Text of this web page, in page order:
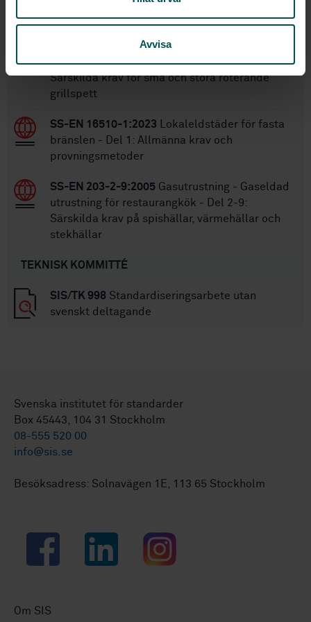
Avvisa
STANDARDER
SS-EN 203-2-7:2014Gasutrustning - Gaseldad
utrustning för restaurangkök - Del 2-7:
Särskilda krav för små och stora roterande
grillspett
SS-EN 16510-1:2023 Lokaleldstäder för fasta
bränslen - Del 1: Allmänna krav och
provningsmetoder
SS-EN 203-2-9:2005 Gasutrustning - Gaseldad
utrustning för restaurangkök - Del 2-9:
Särskilda krav på spishällar, värmehällar och
stekhällar
TEKNISK KOMMITTÉ
SIS/TK 998 Standardiseringsarbete utan
svenskt deltagande
Svenska institutet för standarder
Box 45443, 104 31 Stockholm
08-555 520 00
info@sis.se
Besöksadress: Solnavägen 1E, 113 65 Stockholm
Facebook LinkedIn Instagram
Om SIS